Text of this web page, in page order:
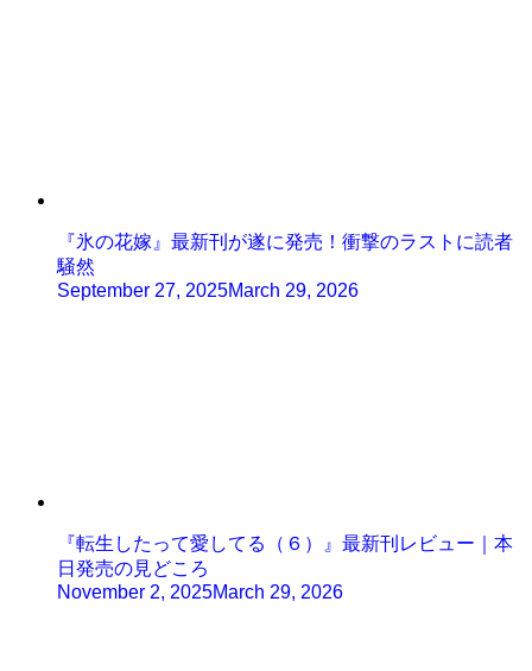
『氷の花嫁』最新刊が遂に発売！衝撃のラストに読者
騒然
September 27, 2025March 29, 2026
『転生したって愛してる（６）』最新刊レビュー｜本
日発売の見どころ
November 2, 2025March 29, 2026